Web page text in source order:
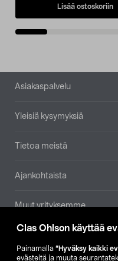
Clas Ohlson käyttää
Painamalla ”Hyväksy kaikki
evästeitä ja muuta
Lisää ostoskoriin
Alatunniste
Asiakaspalvelu
Yleisiä kysymyksiä
Tietoa meistä
Ajankohtaista
Muut yrityksemme